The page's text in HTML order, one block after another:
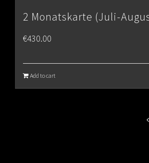
2 Monatskarte (Juli-
€430.00
Add to cart